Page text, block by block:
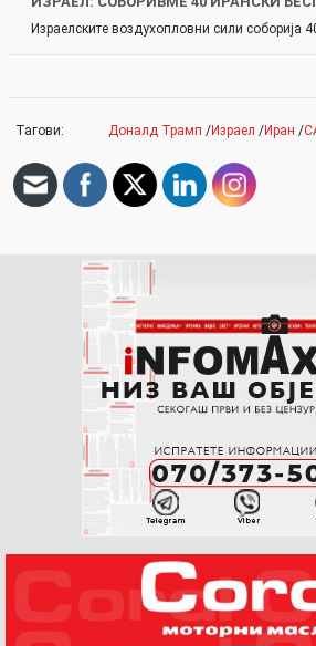
Израелските воздухопловни сили соборија
Тагови: Доналд Трамп /Израел /Иран /